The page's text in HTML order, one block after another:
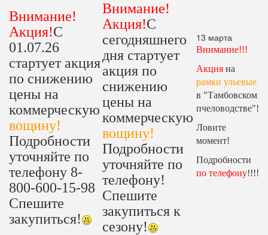
Внимание!
Акция!С
01.07.26
стартует акция
по снижению
цены на
коммерческую
вощину!
Подробности
уточняйте по
телефону 8-
800-600-15-98
Спешите
закупиться!
Внимание!
Акция!С
сегодняшнего
дня стартует
акция по
снижению
цены на
коммерческую
вощину!
Подробности
уточняйте по
телефону!
Спешите
закупиться к
сезону!
13 марта
Внимание!!!
Акция на
рамки ульевые
в "Тамбовском
пчеловодстве"!
Ловите
момент!
Подробности
по телефону!!!!